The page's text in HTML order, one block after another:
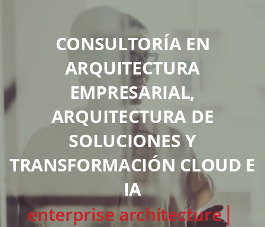
CONSULTORÍA EN
ARQUITECTURA
EMPRESARIAL,
ARQUITECTURA DE
SOLUCIONES Y
TRANSFORMACIÓN CLOUD E
IA
solutio